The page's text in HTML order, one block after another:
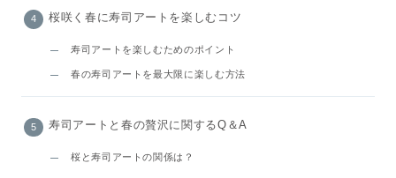
桜咲く春に寿司アートを楽しむコツ
寿司アートを楽しむためのポイント
春の寿司アートを最大限に楽しむ方法
寿司アートと春の贅沢に関するQ＆A
桜と寿司アートの関係は？